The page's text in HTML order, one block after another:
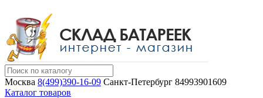
Москва 8(499)390-16-09 Санкт-Петербург 84993901609
Каталог товаров